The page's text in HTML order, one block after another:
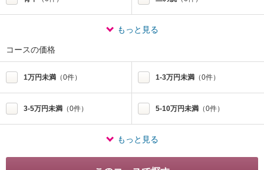
もっと見る
コースの価格
1万円未満 （0件） 1-3万円未満 （0件）
3-5万円未満 （0件） 5-10万円未満 （0件）
もっと見る